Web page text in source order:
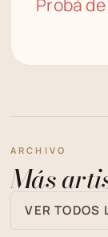
Probá
ARCHIVO
Más
VER TODOS